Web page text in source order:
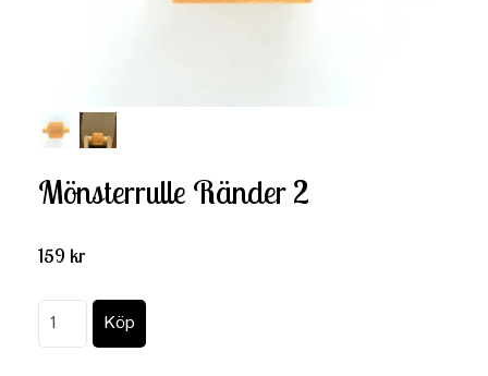
Mönsterrulle Ränder 2
159 kr